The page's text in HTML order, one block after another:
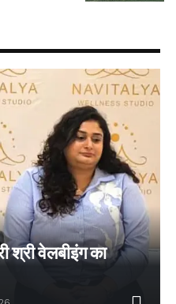
श्री वेलबीइंग का